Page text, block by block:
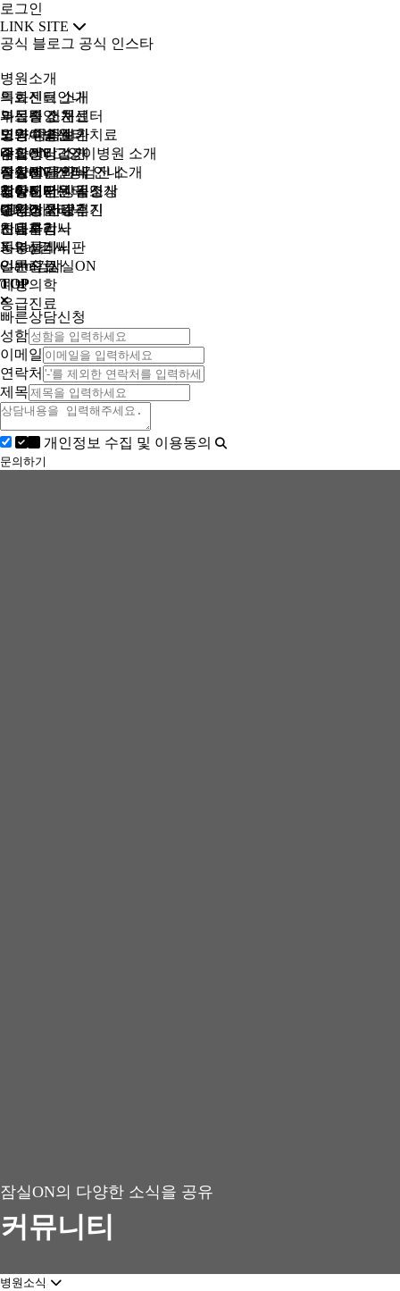
로그인
LINK SITE
공식 블로그 공식 인스타
병원소개
의료센터 소개
의료진 소개
병원 미리보기
주요장비 소개
진료시간 안내
찾아오시는 길
주차장 안내
특화진료안내
부신종양 치료
노령/중증질환치료
과목별 전문센터
외과수술센터
내과센터
종양센터
재활센터
내시경클리닉
치과클리닉
피부클리닉
일반진료
예방의학
응급진료
고양이병원
잠실ON 고양이병원 소개
질환별 클리닉 안내
고양이병원 동영상
고양이 치료후기
종합건강검진
잠실ON 건강검진 소개
강아지 건강검진
고양이 건강검진
안내사항
영상진단센터
영상진단센터 소개
CT검사
초음파검사
X-Ray검사
C-arm검사
커뮤니티
병원소식
진료후기
동영상게시판
언론속 잠실ON
TOP
빠른상담신청
성함
이메일
연락처
제목
개인정보 수집 및 이용동의
문의하기
잠실ON의 다양한 소식을 공유
커뮤니티
병원소식